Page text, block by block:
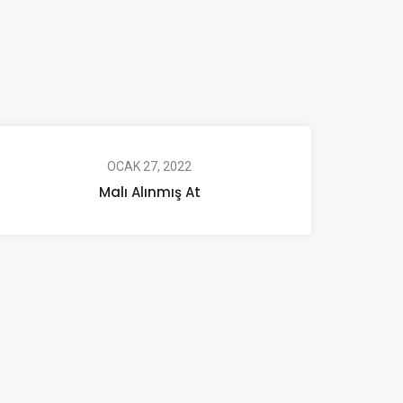
OCAK 27, 2022
Malı Alınmış At